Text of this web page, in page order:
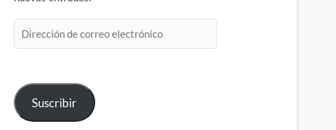
de
Suscribir